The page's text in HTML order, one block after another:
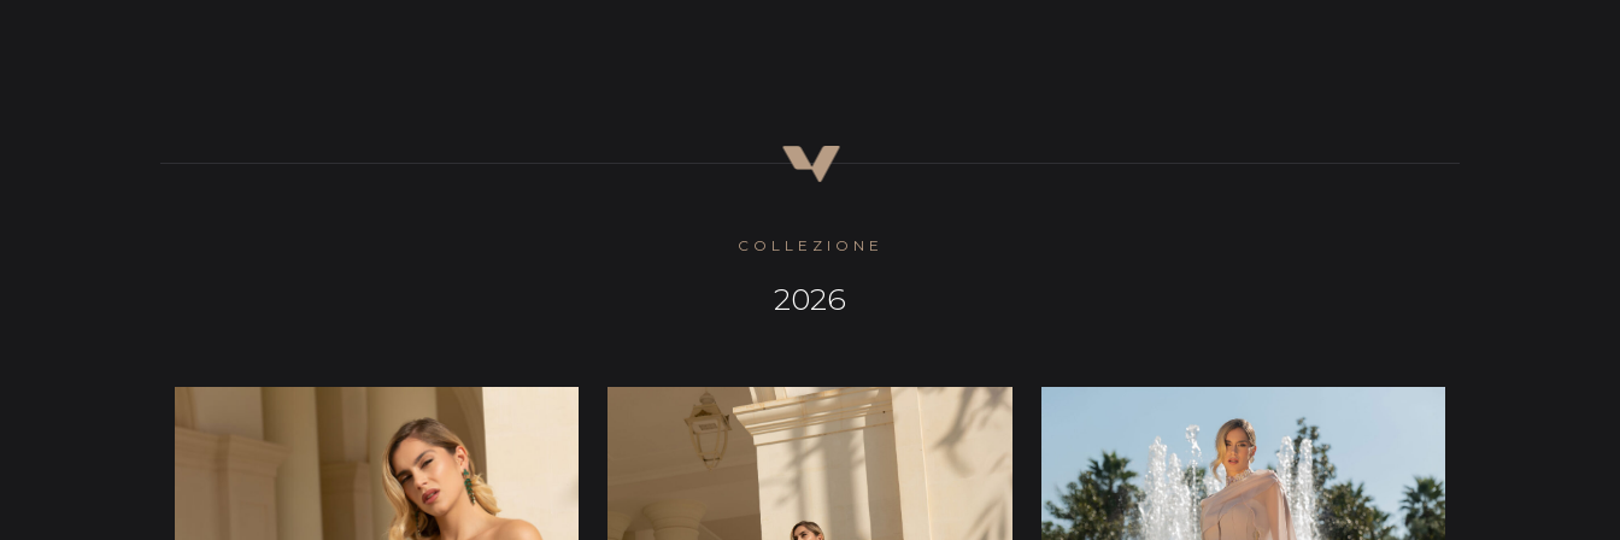
COLLEZIONE
2026